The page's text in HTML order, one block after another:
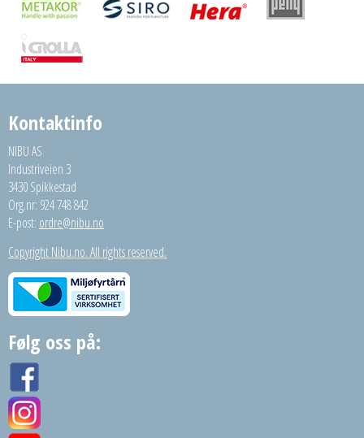
Kontaktinfo
NIBU AS
Industriveien 3
3430 Spikkestad
Org.nr: 924 748 842
E-post: ordre@nibu.no
Copyright Nibu.no. All rights reserved.
Følg oss på: